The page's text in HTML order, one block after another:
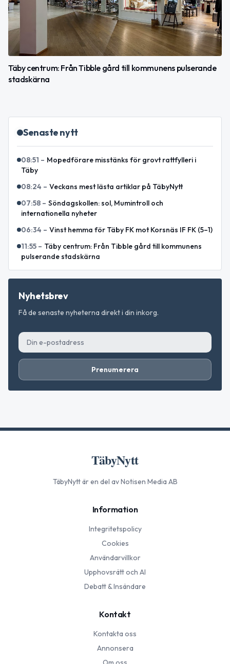
Täby centrum: Från Tibble gård till kommunens pulserande
stadskärna
Senaste nytt
08:51 – Mopedförare misstänks för grovt rattfylleri i
Täby
08:24 – Veckans mest lästa artiklar på TäbyNytt
07:58 – Söndagskollen: sol, Mumintroll och
internationella nyheter
06:34 – Vinst hemma för Täby FK mot Korsnäs IF FK (5–1)
11:55 – Täby centrum: Från Tibble gård till kommunens
pulserande stadskärna
Nyhetsbrev
Få de senaste nyheterna direkt i din inkorg.
Prenumerera
TäbyNytt
TäbyNyttär en del av Notisen Media AB
Information
Integritetspolicy
Cookies
Användarvillkor
Upphovsrätt och AI
Debatt & Insändare
Kontakt
Kontakta oss
Annonsera